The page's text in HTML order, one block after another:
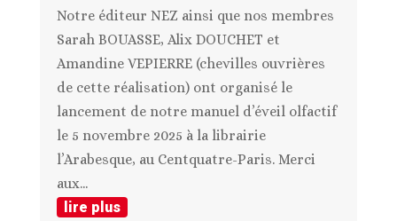
Notre éditeur NEZ ainsi que nos membres
Sarah BOUASSE, Alix DOUCHET et
Amandine VEPIERRE (chevilles ouvrières
de cette réalisation) ont organisé le
lancement de notre manuel d’éveil olfactif
le 5 novembre 2025 à la librairie
l’Arabesque, au Centquatre-Paris. Merci
aux...
lire plus